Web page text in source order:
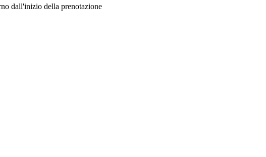
dall'inizio della prenotazione